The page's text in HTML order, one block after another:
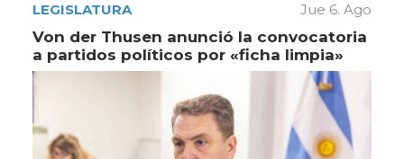
LEGISLATURA Jue 6. Ago
Von der Thusen anunció la convocatoria
a partidos políticos por «ficha limpia»